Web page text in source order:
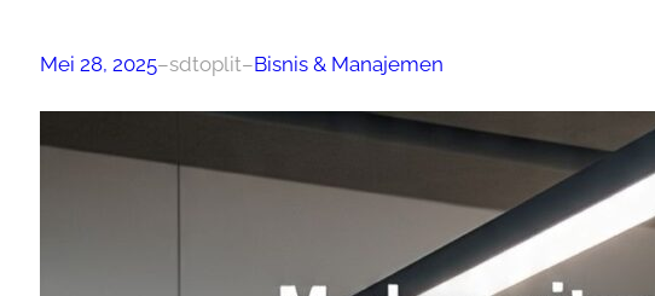
Mei 28, 2025–sdtoplit–Bisnis & Manajemen